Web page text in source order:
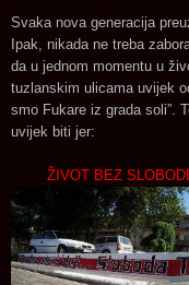
Svaka nova generacija
Ipak, nikada ne treba
da u jednom momentu u
tuzlanskim ulicama uvijek
smo Fukare iz grada soli”.
uvijek biti jer:
ŽIVOT BEZ